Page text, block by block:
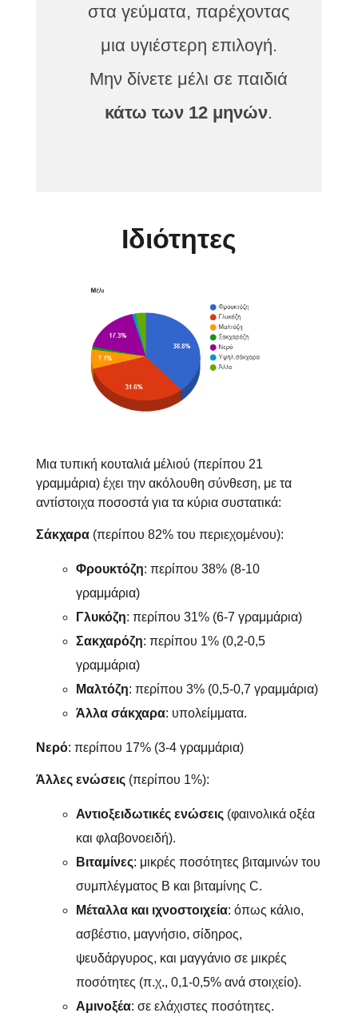
στα γεύματα, παρέχοντας
μια υγιέστερη επιλογή.
Μην δίνετε μέλι σε παιδιά
κάτω των 12 μηνών.
Ιδιότητες
Μια τυπική κουταλιά μέλιού (περίπου 21
γραμμάρια) έχει την ακόλουθη σύνθεση, με τα
αντίστοιχα ποσοστά για τα κύρια συστατικά:
Σάκχαρα (περίπου 82% του περιεχομένου):
Φρουκτόζη: περίπου 38% (8-10
γραμμάρια)
Γλυκόζη: περίπου 31% (6-7 γραμμάρια)
Σακχαρόζη: περίπου 1% (0,2-0,5
γραμμάρια)
Μαλτόζη: περίπου 3% (0,5-0,7 γραμμάρια)
Άλλα σάκχαρα: υπολείμματα.
Νερό: περίπου 17% (3-4 γραμμάρια)
Άλλες ενώσεις (περίπου 1%):
Αντιοξειδωτικές ενώσεις(φαινολικά οξέα
και φλαβονοειδή).
Βιταμίνες: μικρές ποσότητες βιταμινών του
συμπλέγματος Β και βιταμίνης C.
Μέταλλα και ιχνοστοιχεία: όπως κάλιο,
ασβέστιο, μαγνήσιο, σίδηρος,
ψευδάργυρος, και μαγγάνιο σε μικρές
ποσότητες (π.χ., 0,1-0,5% ανά στοιχείο).
Αμινοξέα: σε ελάχιστες ποσότητες.